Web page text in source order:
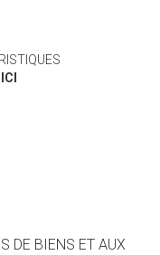
ICI
DE BIENS ET AUX